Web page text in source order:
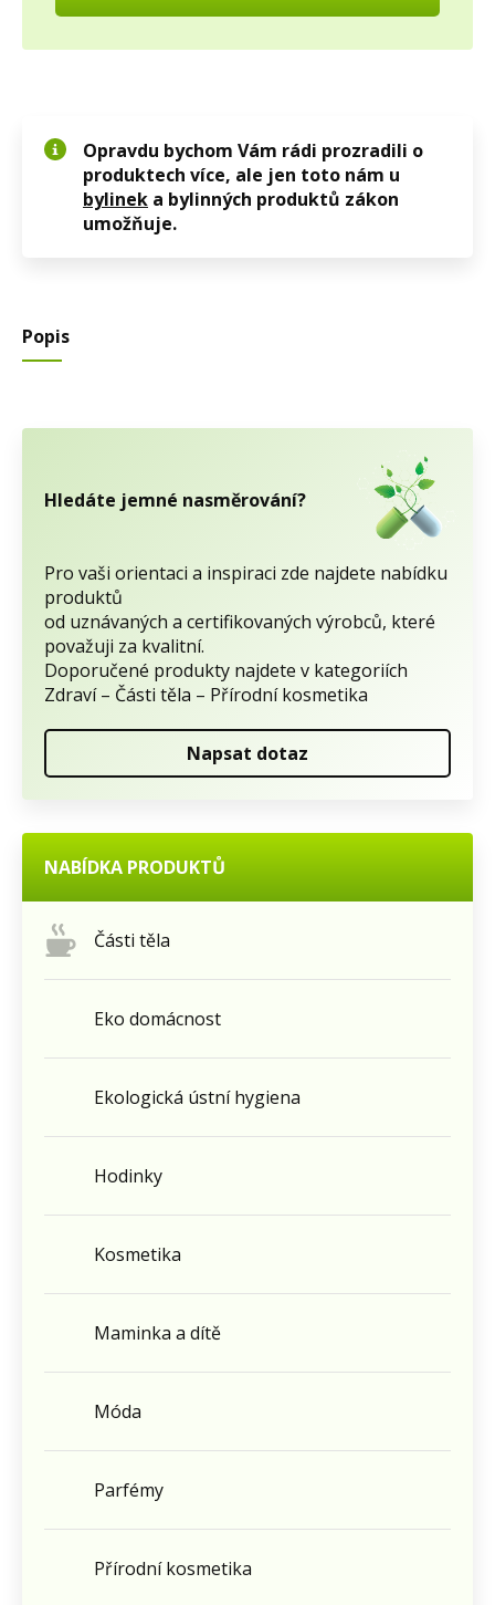
Opravdu bychom Vám rádi prozradili o
produktech více, ale jen toto nám u
bylinek a bylinných produktů zákon
umožňuje.
Popis
Hledáte jemné nasměrování?
Pro vaši orientaci a inspiraci zde najdete nabídku
produktů
od uznávaných a certifikovaných výrobců, které
považuji za kvalitní.
Doporučené produkty najdete v kategoriích
Zdraví – Části těla – Přírodní kosmetika
Napsat dotaz
NABÍDKA PRODUKTŮ
Části těla
Eko domácnost
Ekologická ústní hygiena
Hodinky
Kosmetika
Maminka a dítě
Móda
Parfémy
Přírodní kosmetika